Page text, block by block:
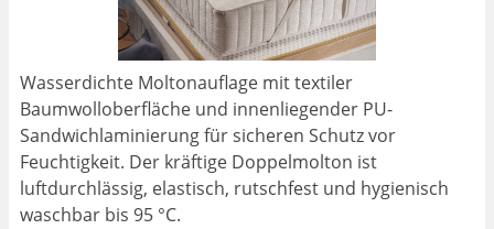
Wasserdichte Moltonauflage mit textiler
Baumwolloberfläche und innenliegender PU-
Sandwichlaminierung für sicheren Schutz vor
Feuchtigkeit. Der kräftige Doppelmolton ist
luftdurchlässig, elastisch, rutschfest und hygienisch
waschbar bis 95 °C.